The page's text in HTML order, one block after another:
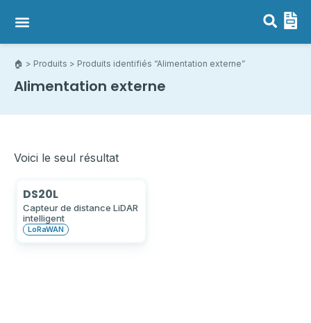
🏠︎ > Produits > Produits identifiés “Alimentation externe”
Alimentation externe
Voici le seul résultat
Capteur de distance LiDAR
intelligent
LoRaWAN
DS20L